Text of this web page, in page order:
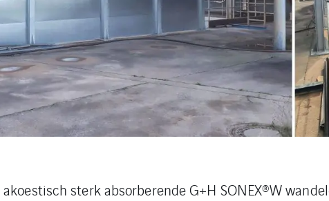
sterk absorberende G+H SONEX®W